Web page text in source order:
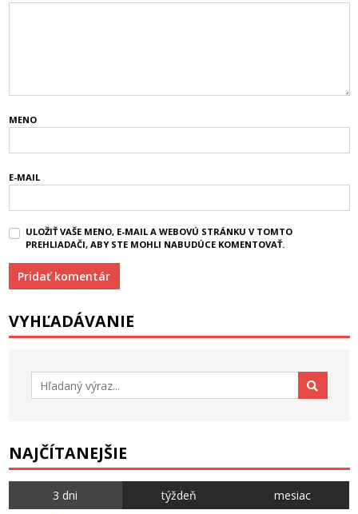
MENO
E-MAIL
ULOŽIŤ VAŠE MENO, E-MAIL A WEBOVÚ STRÁNKU V TOMTO
PREHLIADAČI, ABY STE MOHLI NABUDÚCE KOMENTOVAŤ.
VYHĽADÁVANIE
Hľadať:
NAJČÍTANEJŠIE
3 dni týždeň mesiac